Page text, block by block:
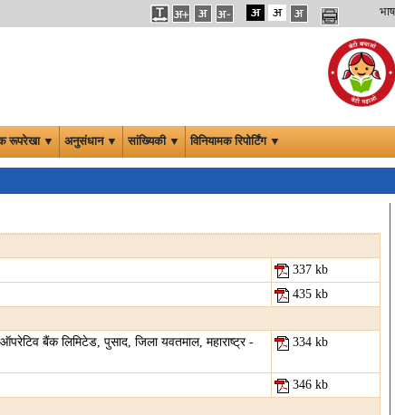
रूपरेखा ▼ अनुसंधान ▼ सांख्यिकी ▼ विनियामक रिपोर्टिंग ▼
337 kb
435 kb
बैंक लिमिटेड, पुसाद, जिला यवतमाल, महाराष्ट्र -
334 kb
346 kb